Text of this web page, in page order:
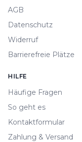
AGB
Datenschutz
Widerruf
Barrierefreie Plätze
HILFE
Häufige Fragen
So geht es
Kontaktformular
Zahlung & Versand